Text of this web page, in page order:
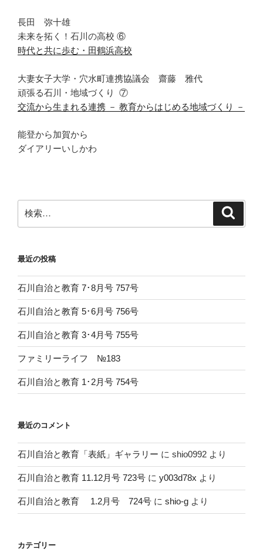
長田 弥十雄
未来を拓く！石川の高校 ⑥
時代と共に歩む・田鶴浜高校
大妻女子大学・穴水町連携協議会 齋藤 雅代
頑張る石川・地域づくり
⑦
交流から生まれる連携 － 教育からはじめる地域づくり －
能登から加賀から
ダイアリーいしかわ
索:
最近の投稿
石川自治と教育 7･8月号 757号
石川自治と教育 5･6月号 756号
石川自治と教育 3･4月号 755号
ファミリーライフ №183
石川自治と教育 1･2月号 754号
最近のコメント
石川自治と教育「表紙」ギャラリー に shio0992 より
石川自治と教育 11.12月号 723号 に y003d78x より
石川自治と教育 1.2月号 724号 に shio-g より
カテゴリー